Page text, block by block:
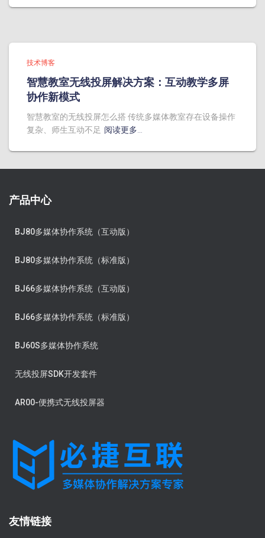
技术博客
智慧教室无线投屏解决方案：互动教学多屏
协作新模式
智慧教室的无线投屏怎么搭 传统多媒体教室存在设备操作
复杂、师生互动不足 阅读更多…
产品中心
BJ80多媒体协作系统（互动版）
BJ80多媒体协作系统（标准版）
BJ66多媒体协作系统（互动版）
BJ66多媒体协作系统（标准版）
BJ60S多媒体协作系统
无线投屏SDK开发套件
AR00-便携式无线投屏器
友情链接